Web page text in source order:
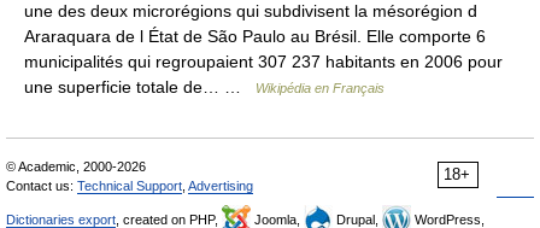
une des deux microrégions qui subdivisent la mésorégion d
Araraquara de l État de São Paulo au Brésil. Elle comporte 6
municipalités qui regroupaient 307 237 habitants en 2006 pour
une superficie totale de… …
Wikipédia en Français
18+
© Academic, 2000-2026
Contact us: Technical Support Advertising
Dictionaries export , created on PHP, Joomla, Drupal,
WordPress,